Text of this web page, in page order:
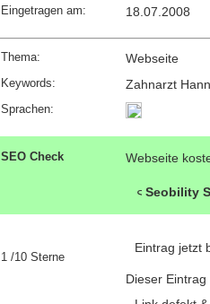
Eingetragen am: 18.07.2008
Thema: Webseite
Keywords: Zahnarzt
Sprachen:
SEO Check Webseite
Seobility
1 /10 Sterne
Eintrag jetzt
Dieser